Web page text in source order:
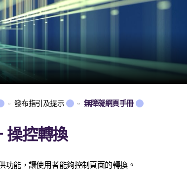
發布指引及提示 無障礙網頁手冊
操控轉換
能，讓使用者能夠控制頁面的轉換。